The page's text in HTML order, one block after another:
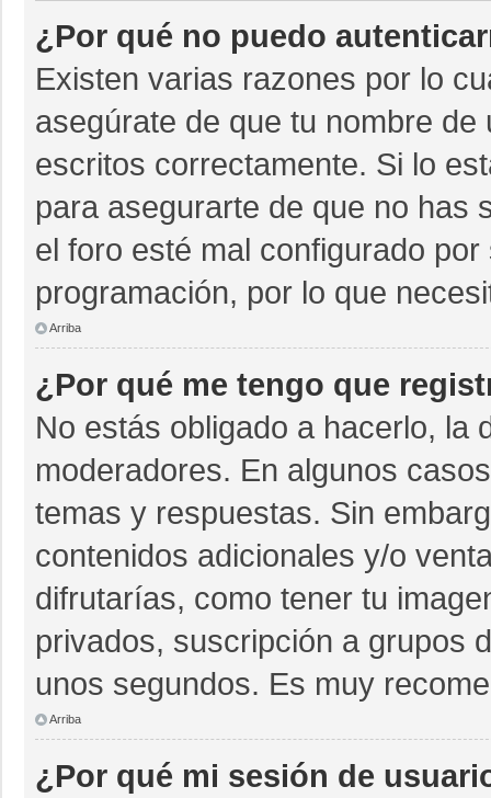
¿Por qué no puedo
Existen varias razones por lo
asegúrate de que tu nombre
escritos correctamente. Si lo
para asegurarte de que no has
el foro esté mal configurado
programación, por lo que
Arriba
¿Por qué me tengo que
No estás obligado a hacerlo, la
moderadores. En algunos
temas y respuestas. Sin
contenidos adicionales y/o
difrutarías, como tener tu
privados, suscripción a grupos
unos segundos. Es muy
Arriba
¿Por qué mi sesión de